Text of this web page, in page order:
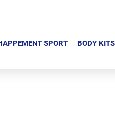
SPORT BODY KITS